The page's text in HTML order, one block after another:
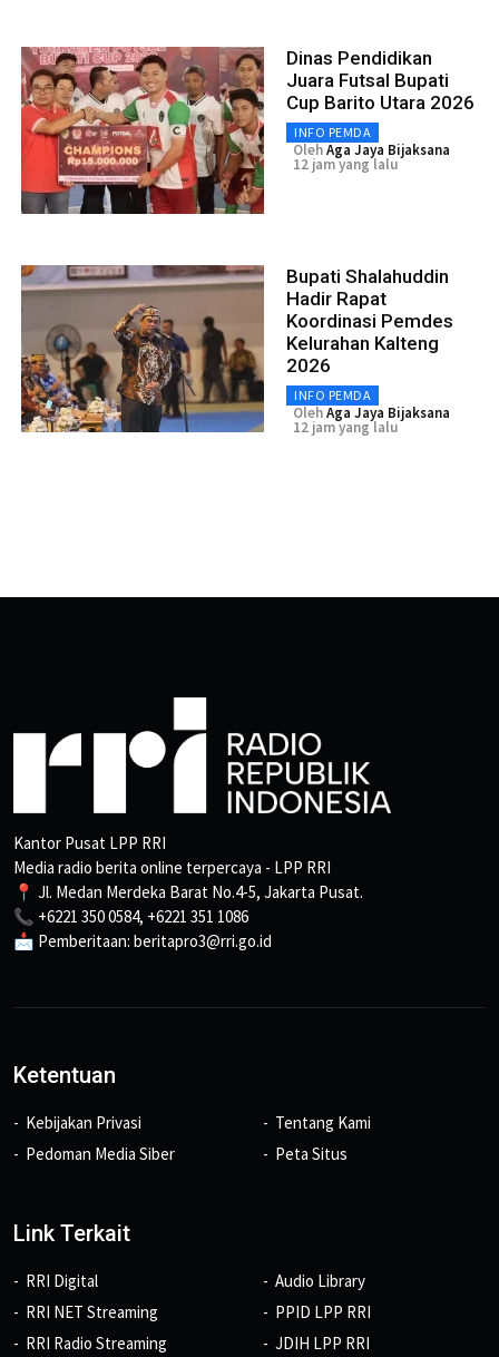
Dinas Pendidikan
Juara Futsal Bupati
Cup Barito Utara 2026
INFO PEMDA
OlehAga Jaya Bijaksana
12 jam yang lalu
Bupati Shalahuddin
Hadir Rapat
Koordinasi Pemdes
Kelurahan Kalteng
2026
INFO PEMDA
OlehAga Jaya Bijaksana
12 jam yang lalu
Kantor Pusat LPP RRI
Media radio berita online terpercaya - LPP RRI
📍 Jl. Medan Merdeka Barat No.4-5, Jakarta Pusat.
📞 +6221 350 0584, +6221 351 1086
📩 Pemberitaan: beritapro3@rri.go.id
Ketentuan
Kebijakan Privasi
Pedoman Media Siber
Tentang Kami
Peta Situs
Link Terkait
RRI Digital
RRI NET Streaming
RRI Radio Streaming
Audio Library
PPID LPP RRI
JDIH LPP RRI